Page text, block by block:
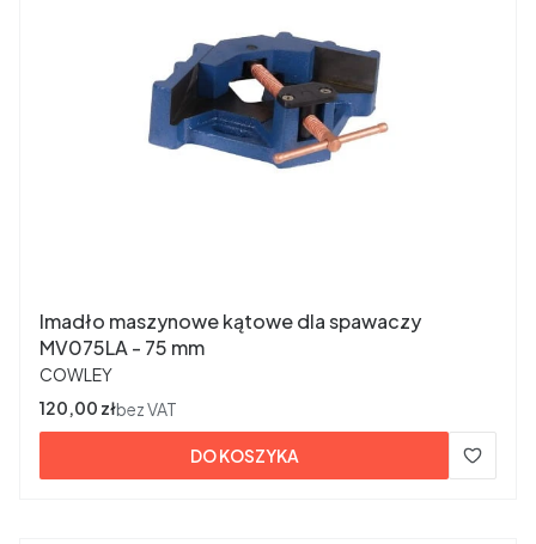
Imadło maszynowe kątowe dla spawaczy
MV075LA - 75 mm
PRODUCENT
COWLEY
Cena
120,00 złbez VAT
DO KOSZYKA